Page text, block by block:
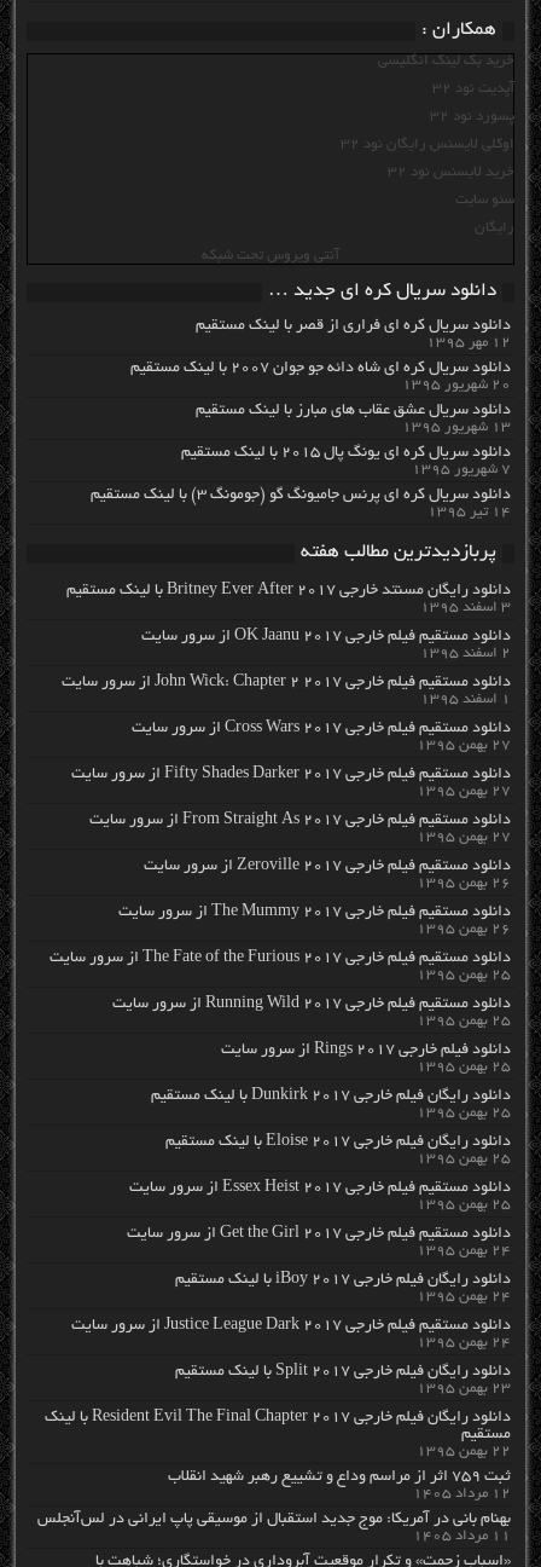
همکاران :
خرید بک لینک انگلیسی
آپدیت نود 32
پسورد نود 32
اوکلی لایسنس رایگان نود 32
خرید لایسنس نود 32
سئو سایت
رایگان
آنتی ویروس تحت شبکه
دانلود سریال کره ای جدید …
دانلود سریال کره ای فراری از قصر با لینک مستقیم
۱۲ مهر ۱۳۹۵
دانلود سریال کره ای شاه دائه جو جوان ۲۰۰۷ با لینک مستقیم
۲۰ شهریور ۱۳۹۵
دانلود سریال عشق عقاب های مبارز با لینک مستقیم
۱۳ شهریور ۱۳۹۵
دانلود سریال کره ای یونگ پال ۲۰۱۵ با لینک مستقیم
۷ شهریور ۱۳۹۵
دانلود سریال کره ای پرنس جامیونگ گو (جومونگ ۳) با لینک مستقیم
۱۴ تیر ۱۳۹۵
پربازدیدترین مطالب هفته
دانلود رایگان مسنتد خارجی Britney Ever After 2017 با لینک مستقیم
۳ اسفند ۱۳۹۵
دانلود مستقیم فیلم خارجی OK Jaanu 2017 از سرور سایت
۲ اسفند ۱۳۹۵
دانلود مستقیم فیلم خارجی John Wick: Chapter 2 2017 از سرور سایت
۱ اسفند ۱۳۹۵
دانلود مستقیم فیلم خارجی Cross Wars 2017 از سرور سایت
۲۷ بهمن ۱۳۹۵
دانلود مستقیم فیلم خارجی Fifty Shades Darker 2017 از سرور سایت
۲۷ بهمن ۱۳۹۵
دانلود مستقیم فیلم خارجی From Straight As 2017 از سرور سایت
۲۷ بهمن ۱۳۹۵
دانلود مستقیم فیلم خارجی Zeroville 2017 از سرور سایت
۲۶ بهمن ۱۳۹۵
دانلود مستقیم فیلم خارجی The Mummy 2017 از سرور سایت
۲۶ بهمن ۱۳۹۵
دانلود مستقیم فیلم خارجی The Fate of the Furious 2017 از سرور سایت
۲۵ بهمن ۱۳۹۵
دانلود مستقیم فیلم خارجی Running Wild 2017 از سرور سایت
۲۵ بهمن ۱۳۹۵
دانلود فیلم خارجی Rings 2017 از سرور سایت
۲۵ بهمن ۱۳۹۵
دانلود رایگان فیلم خارجی Dunkirk 2017 با لینک مستقیم
۲۵ بهمن ۱۳۹۵
دانلود رایگان فیلم خارجی Eloise 2017 با لینک مستقیم
۲۵ بهمن ۱۳۹۵
دانلود مستقیم فیلم خارجی Essex Heist 2017 از سرور سایت
۲۵ بهمن ۱۳۹۵
دانلود مستقیم فیلم خارجی Get the Girl 2017 از سرور سایت
۲۴ بهمن ۱۳۹۵
دانلود رایگان فیلم خارجی iBoy 2017 با لینک مستقیم
۲۴ بهمن ۱۳۹۵
دانلود مستقیم فیلم خارجی Justice League Dark 2017 از سرور سایت
۲۴ بهمن ۱۳۹۵
دانلود رایگان فیلم خارجی Split 2017 با لینک مستقیم
۲۳ بهمن ۱۳۹۵
دانلود رایگان فیلم خارجی Resident Evil The Final Chapter 2017 با لینک
مستقیم
۲۲ بهمن ۱۳۹۵
ثبت ۷۵۹ اثر از مراسم وداع و تشییع رهبر شهید انقلاب
۱۲ مرداد ۱۴۰۵
بهنام بانی در آمریکا: موج جدید استقبال از موسیقی پاپ ایرانی در لس‌آنجلس
۱۱ مرداد ۱۴۰۵
«اسباب زحمت» و تکرار موقعیت آبروداری در خواستگاری؛ شباهت با